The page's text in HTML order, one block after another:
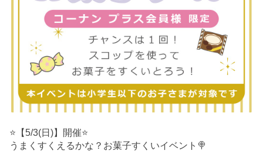
⭐️【5/3(日)】開催⭐️
うまくすくえるかな？お菓子すくいイベント🍭